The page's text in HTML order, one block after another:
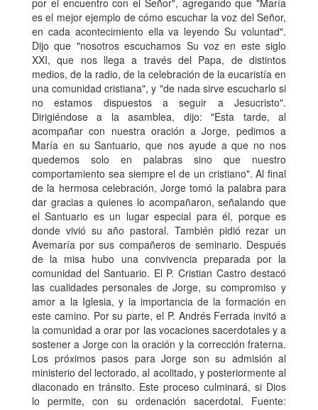
es el mejor ejemplo de cómo escuchar la voz del Señor,
en cada acontecimiento ella va leyendo Su voluntad".
Dijo que "nosotros escuchamos Su voz en este siglo
XXI, que nos llega a través del Papa, de distintos
medios, de la radio, de la celebración de la eucaristía en
una comunidad cristiana", y "de nada sirve escucharlo si
no estamos dispuestos a seguir a Jesucristo".
Dirigiéndose a la asamblea, dijo: "Esta tarde, al
acompañar con nuestra oración a Jorge, pedimos a
María en su Santuario, que nos ayude a que no nos
quedemos solo en palabras sino que nuestro
comportamiento sea siempre el de un cristiano". Al final
de la hermosa celebración, Jorge tomó la palabra para
dar gracias a quienes lo acompañaron, señalando que
el Santuario es un lugar especial para él, porque es
donde vivió su año pastoral. También pidió rezar un
Avemaría por sus compañeros de seminario. Después
de la misa hubo una convivencia preparada por la
comunidad del Santuario. El P. Cristian Castro destacó
las cualidades personales de Jorge, su compromiso y
amor a la Iglesia, y la importancia de la formación en
este camino. Por su parte, el P. Andrés Ferrada invitó a
la comunidad a orar por las vocaciones sacerdotales y a
sostener a Jorge con la oración y la corrección fraterna.
Los próximos pasos para Jorge son su admisión al
ministerio del lectorado, al acolitado, y posteriormente al
diaconado en tránsito. Este proceso culminará, si Dios
lo permite, con su ordenación sacerdotal. Fuente: